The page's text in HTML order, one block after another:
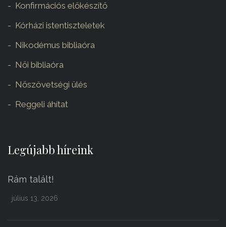
Konfirmációs előkészítő
Kórházi istentiszteletek
Nikodémus bibliaóra
Női bibliaóra
Nőszövetségi ülés
Reggeli áhítat
Legújabb híreink
Rám talált!
július 13, 2026